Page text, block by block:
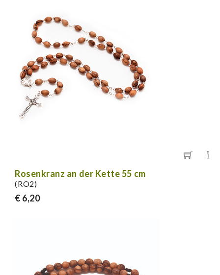
Rosenkranz an der Kette 55 cm
(RO2)
€ 6,20